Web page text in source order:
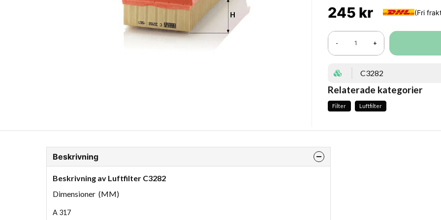
Motorolja tunga fordon
245 kr
- +
C3282
Relaterade kategorier
Filter Luftfilter
Beskrivning
Beskrivning av Luftfilter C3282
Dimensioner (MM)
A 317